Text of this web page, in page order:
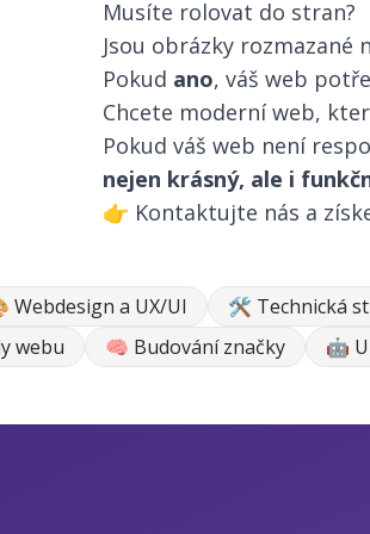
Musíte rolovat do stran?
Jsou obrázky rozmazané
Pokud ano, váš web
Chcete moderní web,
Pokud váš web není
nejen krásný, ale i
👉 Kontaktujte nás a
Webdesign a UX/UI
🛠 Technická
webu
🧠 Budování značky 🤖